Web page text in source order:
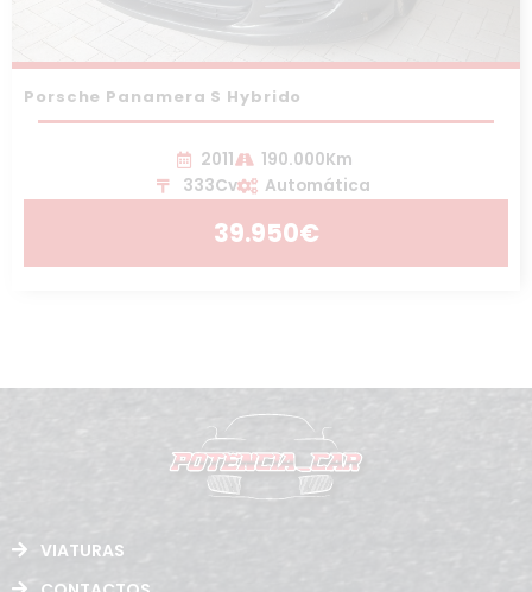
Porsche Panamera S Hybrido
2011
190.000Km
333Cv
Automática
39.950€
VIATURAS